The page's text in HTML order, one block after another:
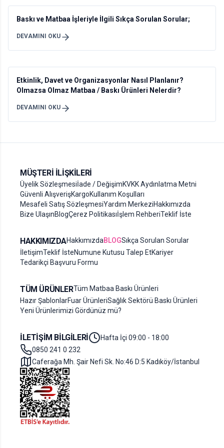
Baskı ve Matbaa İşleriyle İlgili Sıkça Sorulan Sorular;
DEVAMINI OKU
Etkinlik, Davet ve Organizasyonlar Nasıl Planlanır?
Olmazsa Olmaz Matbaa / Baskı Ürünleri Nelerdir?
DEVAMINI OKU
MÜŞTERI İLIŞKILERI
Üyelik Sözleşmesiİade / DeğişimKVKK Aydınlatma Metni
Güvenli AlışverişKargoKullanım Koşulları
Mesafeli Satış SözleşmesiYardım MerkeziHakkımızda
Bize UlaşınBlogÇerez Politikasıİşlem RehberiTeklif İste
HAKKIMIZDAHakkımızdaBLOGSıkça Sorulan Sorular
İletişimTeklif İsteNumune Kutusu Talep EtKariyer
Tedarikçi Başvuru Formu
TÜM ÜRÜNLERTüm Matbaa Baskı Ürünleri
Hazır ŞablonlarFuar ÜrünleriSağlık Sektörü Baskı Ürünleri
Yeni Ürünlerimizi Gördünüz mü?
İLETIŞIM BILGILERI
Hafta İçi 09:00 - 18:00
0850 241 0 232
Caferağa Mh. Şair Nefi Sk. No:46 D:5 Kadıköy/İstanbul